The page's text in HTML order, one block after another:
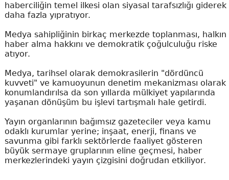
haberciliğin temel ilkesi olan siyasal tarafsızlığı giderek
daha fazla yıpratıyor.
Medya sahipliğinin birkaç merkezde toplanması, halkın
haber alma hakkını ve demokratik çoğulculuğu riske
atıyor.
Medya, tarihsel olarak demokrasilerin "dördüncü
kuvveti" ve kamuoyunun denetim mekanizması olarak
konumlandırılsa da son yıllarda mülkiyet yapılarında
yaşanan dönüşüm bu işlevi tartışmalı hale getirdi.
Yayın organlarının bağımsız gazeteciler veya kamu
odaklı kurumlar yerine; inşaat, enerji, finans ve
savunma gibi farklı sektörlerde faaliyet gösteren
büyük sermaye gruplarının eline geçmesi, haber
merkezlerindeki yayın çizgisini doğrudan etkiliyor.